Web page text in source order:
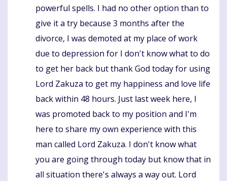
powerful spells. I had no other option than to
give it a try because 3 months after the
divorce, I was demoted at my place of work
due to depression for I don't know what to do
to get her back but thank God today for using
Lord Zakuza to get my happiness and love life
back within 48 hours. Just last week here, I
was promoted back to my position and I'm
here to share my own experience with this
man called Lord Zakuza. I don't know what
you are going through today but know that in
all situation there's always a way out. Lord